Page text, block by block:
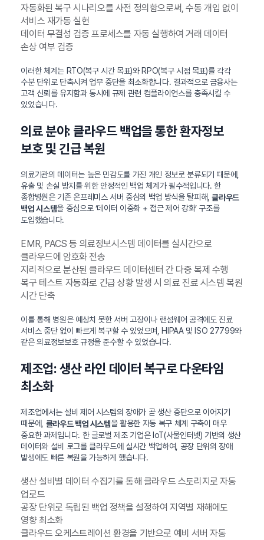
자동화된 복구 시나리오를 사전 정의함으로써, 수동 개입 없이
서비스 재가동 실현
데이터 무결성 검증 프로세스를 자동 실행하여 거래 데이터
손상 여부 검증
이러한 체계는 RTO(복구 시간 목표)와 RPO(복구 시점 목표)를 각각
수분 단위로 단축시켜 업무 중단을 최소화합니다. 결과적으로 금융사는
고객 신뢰를 유지함과 동시에 규제 관련 컴플라이언스를 충족시킬 수
있었습니다.
의료 분야: 클라우드 백업을 통한 환자정보
보호 및 긴급 복원
의료기관의 데이터는 높은 민감도를 가진 개인 정보로 분류되기 때문에,
유출 및 손실 방지를 위한 안정적인 백업 체계가 필수적입니다. 한
종합병원은 기존 온프레미스 서버 중심의 백업 방식을 탈피해,클라우드
백업 시스템을 중심으로 ‘데이터 이중화 + 접근 제어 강화’ 구조를
도입했습니다.
EMR, PACS 등 의료정보시스템 데이터를 실시간으로
클라우드에 암호화 전송
지리적으로 분산된 클라우드 데이터센터 간 다중 복제 수행
복구 테스트 자동화로 긴급 상황 발생 시 의료 진료 시스템 복원
시간 단축
이를 통해 병원은 예상치 못한 서버 고장이나 랜섬웨어 공격에도 진료
서비스 중단 없이 빠르게 복구할 수 있었으며, HIPAA 및 ISO 27799와
같은 의료정보보호 규정을 준수할 수 있었습니다.
제조업: 생산 라인 데이터 복구로 다운타임
최소화
제조업에서는 설비 제어 시스템의 장애가 곧 생산 중단으로 이어지기
때문에, 클라우드 백업 시스템을 활용한 자동 복구 체계 구축이 매우
중요한 과제입니다. 한 글로벌 제조 기업은 IoT(사물인터넷) 기반의 생산
데이터와 설비 로그를 클라우드에 실시간 백업하여, 공장 단위의 장애
발생에도 빠른 복원을 가능하게 했습니다.
생산 설비별 데이터 수집기를 통해 클라우드 스토리지로 자동
업로드
공장 단위로 독립된 백업 정책을 설정하여 지역별 재해에도
영향 최소화
클라우드 오케스트레이션 환경을 기반으로 예비 서버 자동